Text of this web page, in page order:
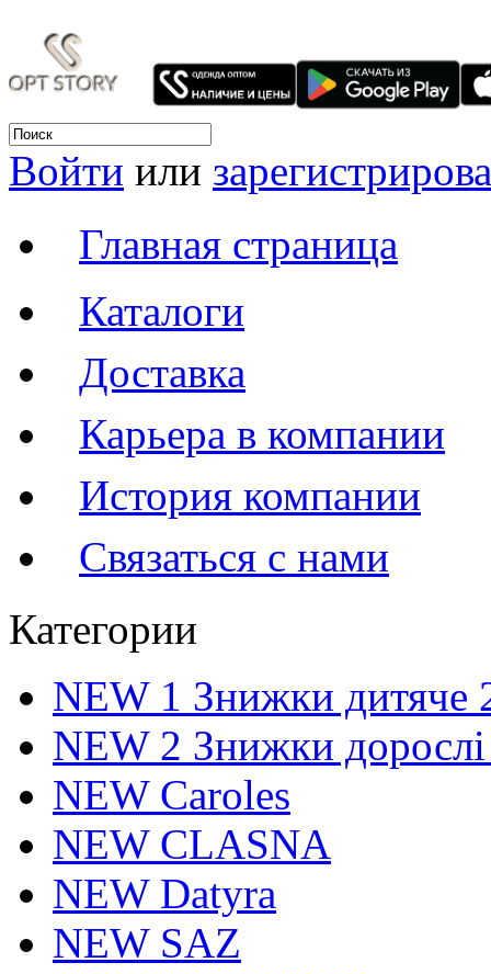
Войти или
Главная страница
Каталоги
Доставка
Карьера в компании
История компании
Связаться с нами
Категории
NEW 1 Знижки дитяче
NEW 2 Знижки
NEW Caroles
NEW CLASNA
NEW Datyra
NEW SAZ